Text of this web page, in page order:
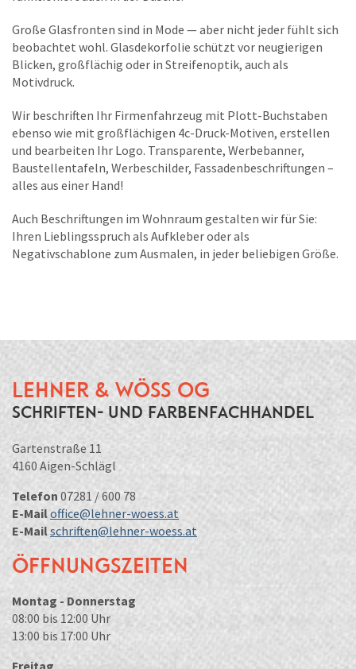
Große Glasfronten sind in Mode — aber nicht jeder fühlt sich
beobachtet wohl. Glasdekorfolie schützt vor neugierigen
Blicken, großflächig oder in Streifenoptik, auch als
Motivdruck.
Wir beschriften Ihr Firmenfahrzeug mit Plott-Buchstaben
ebenso wie mit großflächigen 4c-Druck-Motiven, erstellen
und bearbeiten Ihr Logo. Transparente, Werbebanner,
Baustellentafeln, Werbeschilder, Fassadenbeschriftungen –
alles aus einer Hand!
Auch Beschriftungen im Wohnraum gestalten wir für Sie:
Ihren Lieblingsspruch als Aufkleber oder als
Negativschablone zum Ausmalen, in jeder beliebigen Größe.
Lehner & Wöss OG
Schriften- und Farbenfachhandel
Gartenstraße 11
4160 Aigen-Schlägl
Telefon 07281 / 600 78
E-Mailoffice@lehner-woess.at
E-Mailschriften@lehner-woess.at
Öffnungszeiten
Montag - Donnerstag
08:00 bis 12:00 Uhr
13:00 bis 17:00 Uhr
Freitag